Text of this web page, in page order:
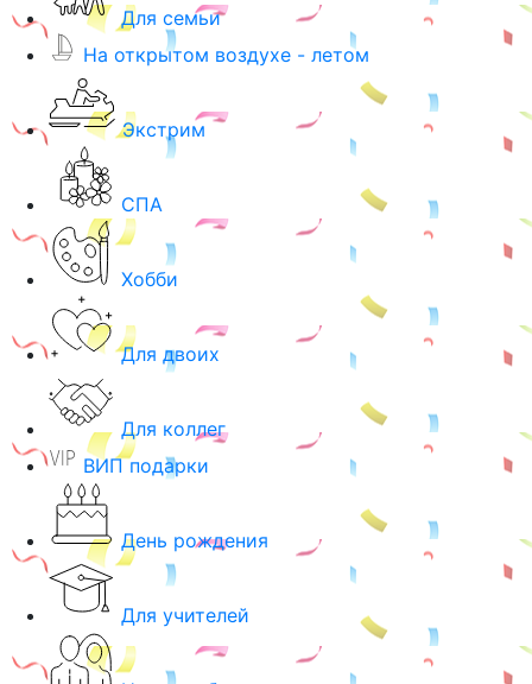
Для семьи
На открытом воздухе - летом
Экстрим
СПА
Хобби
Для двоих
Для коллег
ВИП подарки
День рождения
Для учителей